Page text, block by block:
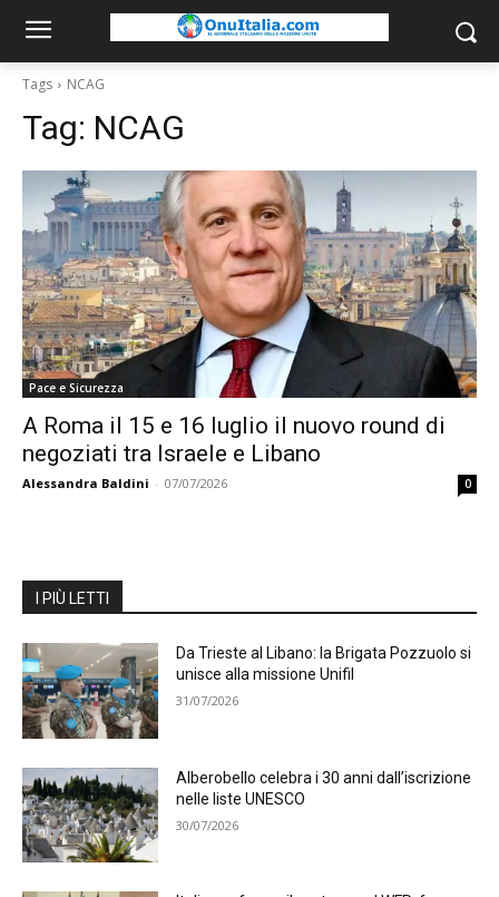
Tags NCAG
Tag: NCAG
Pace e Sicurezza
A Roma il 15 e 16 luglio il nuovo round di
negoziati tra Israele e Libano
Alessandra Baldini - 07/07/2026 0
I PIÙ LETTI
Da Trieste al Libano: la Brigata Pozzuolo si
unisce alla missione Unifil
31/07/2026
Alberobello celebra i 30 anni dall’iscrizione
nelle liste UNESCO
30/07/2026